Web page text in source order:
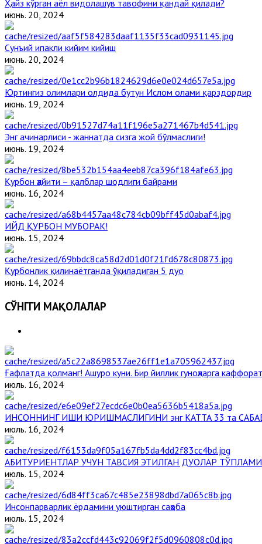
Ҳайз кўрган аёл видолашув тавофини қандай қилади?
июнь. 20, 2024
Сунъий ипакли кийим кийиш
июнь. 20, 2024
Юртингиз олимлари олдида бутун Ислом олами қарздордир
июнь. 19, 2024
Энг ачинарлиси - жаннатда сизга жой бўлмаслиги!
июнь. 19, 2024
Қурбон ҳайити – қалблар шодлиги байрами
июнь. 16, 2024
ИЙД ҚУРБОН МУБОРАК!
июнь. 15, 2024
Қурбонлик қилинаётганда ўқиладиган 5 дуо
июнь. 14, 2024
СЎНГГИ МАҚОЛАЛАР
Ғафлатда қолманг! Ашуро куни. Бир йиллик гуноҳларга
июль. 16, 2024
ИНСОННИНГ ИШИ ЮРИШМАСЛИГИНИ энг КАТТА 33 та
июль. 16, 2024
АБИТУРИЕНТЛАР УЧУН ТАВСИЯ ЭТИЛГАН ДУОЛАР ТЎПЛАМИ
июль. 15, 2024
Инсонпарварлик ёрдамини уюштирган саҳоба
июль. 15, 2024